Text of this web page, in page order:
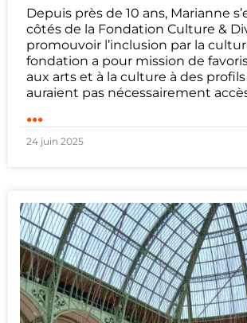
Depuis près de 10 ans, Marianne
côtés de la Fondation Culture &
promouvoir l’inclusion par la
fondation a pour mission de
aux arts et à la culture à des profils
auraient pas nécessairement
...
24 juin 2025